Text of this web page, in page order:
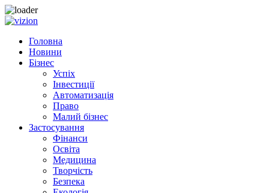
Skip to content
Головна
Новини
Бізнес
Успіх
Інвестиції
Автоматизація
Право
Малий бізнес
Застосування
Фінанси
Освіта
Медицина
Творчість
Безпека